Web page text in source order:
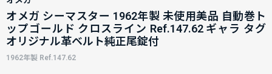
オメガ シーマスター 1962年製 未使用美品 自動巻ト
ップゴールド クロスライン Ref.147.62 ギャラ タグ
オリジナル革ベルト純正尾錠付
1962年製 Ref.147.62